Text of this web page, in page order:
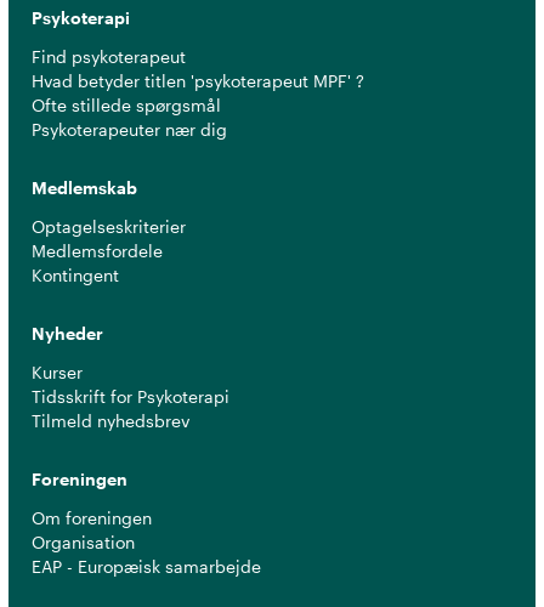
Psykoterapi
Find psykoterapeut
Hvad betyder titlen 'psykoterapeut MPF' ?
Ofte stillede spørgsmål
Psykoterapeuter nær dig
Medlemskab
Optagelseskriterier
Medlemsfordele
Kontingent
Nyheder
Kurser
Tidsskrift for Psykoterapi
Tilmeld nyhedsbrev
Foreningen
Om foreningen
Organisation
EAP - Europæisk samarbejde